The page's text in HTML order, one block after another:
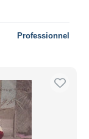
Professionnel